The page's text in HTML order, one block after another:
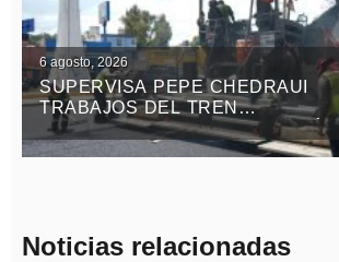
6 agosto, 2026
SUPERVISA PEPE CHEDRAUI
TRABAJOS DEL TREN
CAPITALINO DE PAVIMENTACIÓN
EN BULEVAR HÉROES DEL 5 DE
Noticias relacionadas